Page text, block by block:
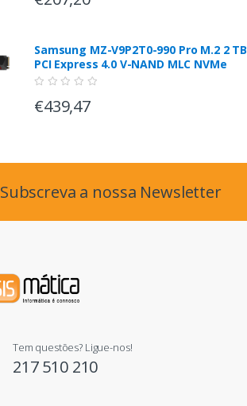
Samsung MZ-V9P2T0-990 Pro M.2 2 TB
PCI Express 4.0 V-NAND MLC NVMe
€439,47
Subscreva a nossa Newsletter
Tem questões? Ligue-nos!
217 510 210